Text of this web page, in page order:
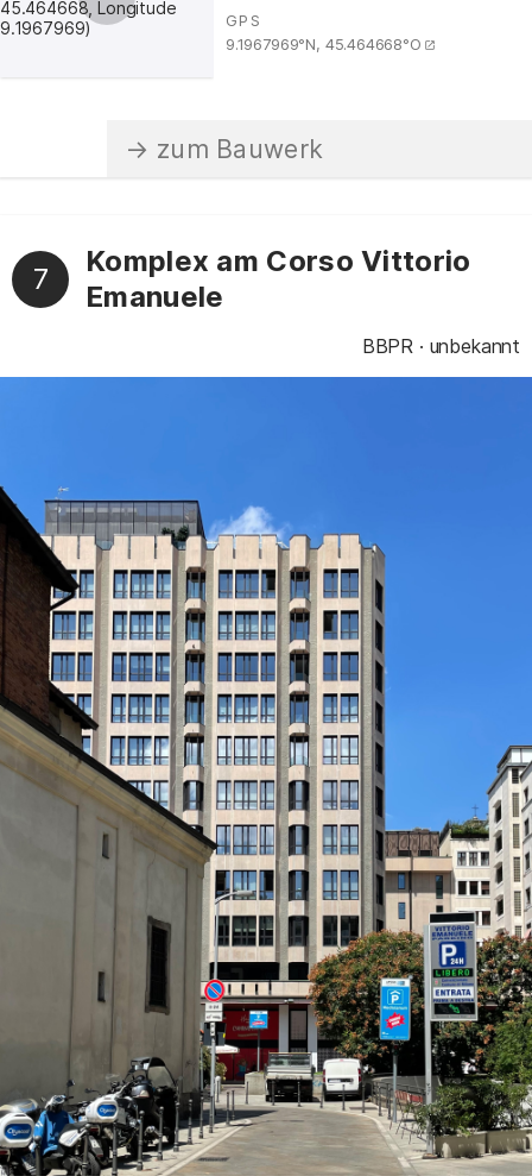
GPS
9.1967969°N, 45.464668°O
7
Komplex am Corso Vittorio
Emanuele
BBPR unbekannt